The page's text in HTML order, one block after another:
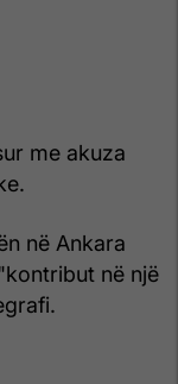
me akuza
në Ankara
në një